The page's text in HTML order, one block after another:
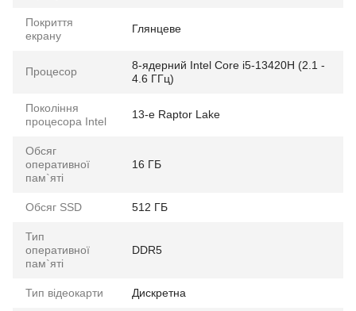
Покриття
екрану
Глянцеве
Процесор
8-ядерний Intel Core i5-13420H (2.1 -
4.6 ГГц)
Покоління
процесора Intel
13-е Raptor Lake
Обсяг
оперативної
пам`яті
16 ГБ
Обсяг SSD 512 ГБ
Тип
оперативної
пам`яті
DDR5
Тип відеокарти Дискретна